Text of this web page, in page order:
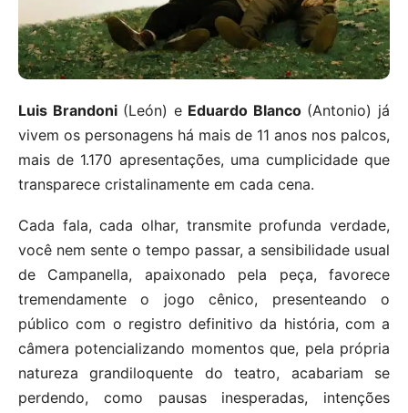
Luis Brandoni(León) e Eduardo Blanco(Antonio) já
vivem os personagens há mais de 11 anos nos palcos,
mais de 1.170 apresentações, uma cumplicidade que
transparece cristalinamente em cada cena.
Cada fala, cada olhar, transmite profunda verdade,
você nem sente o tempo passar, a sensibilidade usual
de Campanella, apaixonado pela peça, favorece
tremendamente o jogo cênico, presenteando o
público com o registro definitivo da história, com a
câmera potencializando momentos que, pela própria
natureza grandiloquente do teatro, acabariam se
perdendo, como pausas inesperadas, intenções